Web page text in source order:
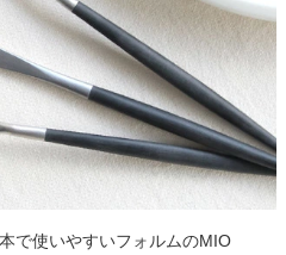
で使いやすいフォルムのMIO